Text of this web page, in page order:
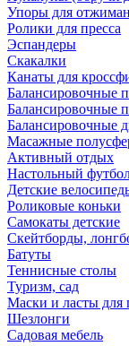
Упоры для
Ролики для пресса
Эспандеры
Скакалки
Канаты для
Балансировочные
Балансировочные
Балансировочные
Масажные
Активный отдых
Настольный
Детские
Роликовые коньки
Самокаты детские
Скейтборды,
Батуты
Теннисные столы
Туризм, сад
Маски и ласты для
Шезлонги
Садовая мебель